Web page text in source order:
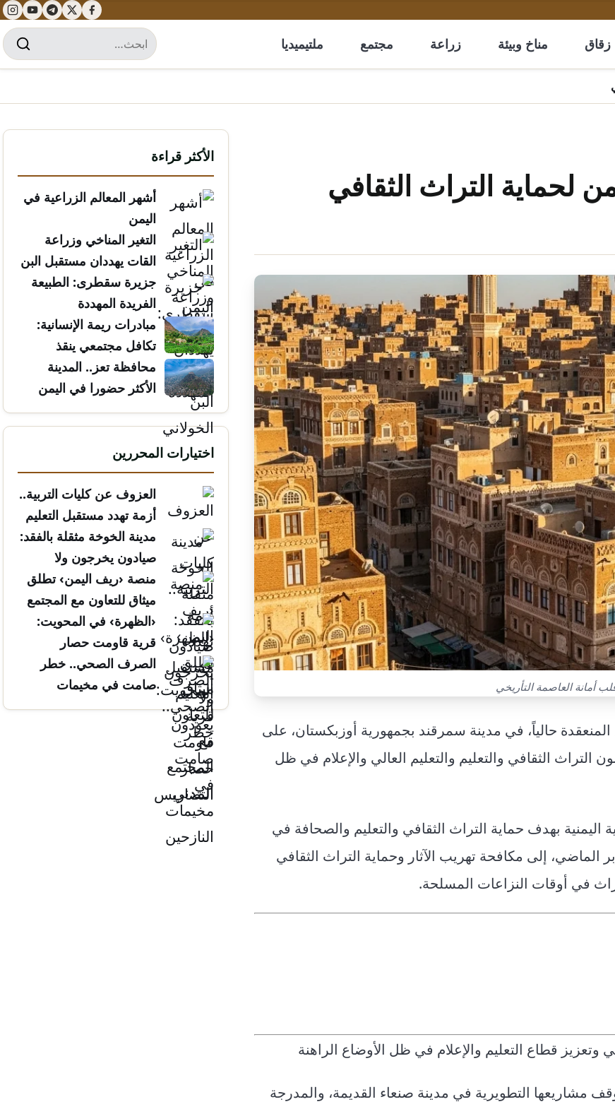
زقاق مناخ وبيئة زراعة مجتمع ملتيميديا
لحماية التراث الثقافي
أمانة العاصمة التأريخي
المنعقدة حالياً، في مدينة سمرقند بجمهورية أوزبكستان، على
الثقافي والتعليم والتعليم العالي والإعلام في ظل
اليمنية بهدف حماية التراث الثقافي والتعليم والصحافة في
لمشروع قرار اعتمدته اليونسكو في 15 أكتوبر الماضي، إلى مكافحة تهريب الآثار وحماية التراث الثقافي
في أوقات النزاعات المسلحة.
قطاع التعليم والإعلام في ظل الأوضاع الراهنة
التطويرية في مدينة صنعاء القديمة، والمدرجة
الأكثر قراءة
أشهر المعالم الزراعية في
اليمن
التغير المناخي وزراعة
القات يهددان مستقبل البن
الخولاني
جزيرة سقطرى: الطبيعة
الفريدة المهددة
مبادرات ريمة الإنسانية:
تكافل مجتمعي ينقذ
الأرواح
محافظة تعز.. المدينة
الأكثر حضورا في اليمن
اختيارات المحررين
العزوف عن كليات التربية..
أزمة تهدد مستقبل التعليم
مدينة الخوخة مثقلة بالفقد:
صيادون يخرجون ولا
يعودون
منصة ‹ريف اليمن› تطلق
ميثاق للتعاون مع المجتمع
المدني
‹الظهرة› في المحويت:
قرية قاومت حصار
التضاريس
الصرف الصحي.. خطر
صامت في مخيمات
النازحين